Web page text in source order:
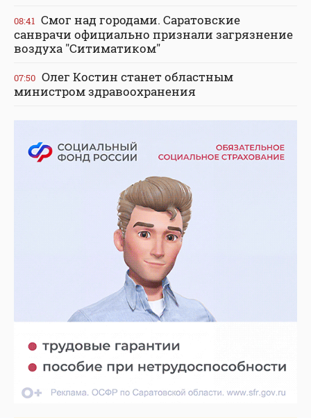
08:41 Смог над городами. Саратовские
санврачи официально признали загрязнение
воздуха "Ситиматиком"
07:50 Олег Костин станет областным
министром здравоохранения